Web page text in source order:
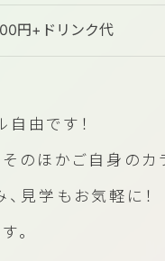
円+ドリンク代
自由です！
のほかご自身のカ
見学もお気軽に！
。